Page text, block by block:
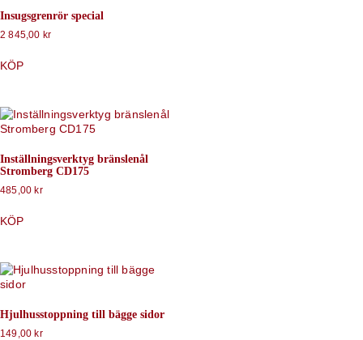
Insugsgrenrör special
2 845,00 kr
KÖP
Inställningsverktyg bränslenål
Stromberg CD175
485,00kr
KÖP
Hjulhusstoppning till bägge sidor
149,00kr